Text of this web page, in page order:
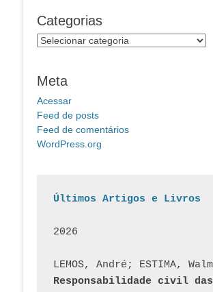
Categorias
Categorias
Meta
Acessar
Feed de posts
Feed de comentários
WordPress.org
Últimos Artigos e Livros
2026
Responsabilidade civil das